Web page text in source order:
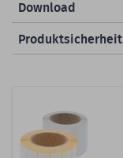
Download
Produktsicherheit